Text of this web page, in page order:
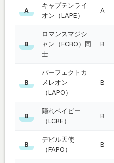
A
キャプテンライ
オン（LAPE）
A
B
ロマンスマジシ
ャン（FCRO）同
士
B
B
パーフェクトカ
メレオン
（LAPO）
B
B
隠れベイビー
（LCRE）
B
B
デビル天使
（FAPO）
B